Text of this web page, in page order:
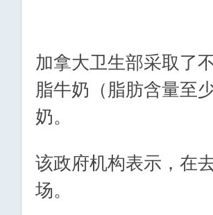
加拿大卫生部采取了
脂牛奶（脂肪含量至
奶。
该政府机构表示，在
场。